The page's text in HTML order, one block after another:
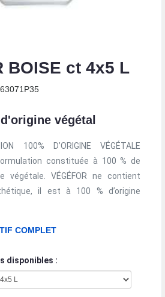
BOISE ct 4x5 L
végétal
100% D’ORIGINE VÉGÉTALE
constituée à 100 % de
végétale. VÉGÉFOR ne contient
il est à 100 % d’origine
COMPLET
disponibles :